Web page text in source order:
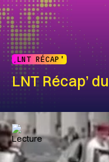
LNT RÉCAP'
LNT Récap’